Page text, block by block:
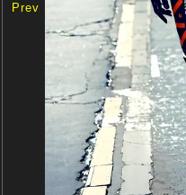
Prev